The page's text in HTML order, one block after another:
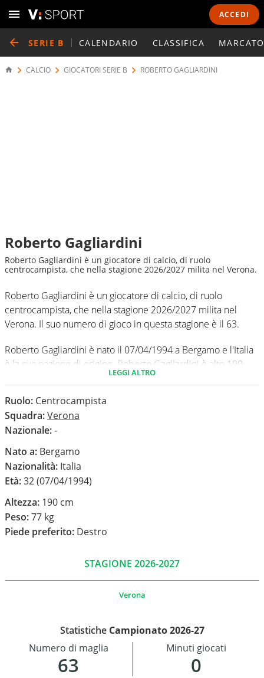
ACCEDI
SERIE B CALENDARIO CLASSIFICA
CALCIO GIOCATORI SERIE B ROBERTO GAGLIARDINI
Roberto Gagliardini
Roberto Gagliardini è un giocatore di calcio, di ruolo
centrocampista, che nella stagione 2026/2027 milita nel Verona.
Roberto Gagliardini è un giocatore di calcio, di ruolo
centrocampista, che nella stagione 2026/2027 milita nel
Verona. Il suo numero di gioco in questa stagione è il 63.
Roberto Gagliardini è nato il 07/04/1994 a Bergamo e l'Italia
è la sua nazione di origine. Roberto Gagliardini è alto 190
cm, ha un peso medio di 77 kg. Il suo piede di calcio in via
In questa stagione ha disputato nel campionato Serie B 0
partite e non ha segnato nessun gol.
LEGGI ALTRO
Ruolo: Centrocampista
Squadra:Verona
Nazionale:-
Nato a: Bergamo
Nazionalità: Italia
Età:32 (07/04/1994)
Altezza: 190 cm
Peso:77 kg
Piede preferito: Destro
STAGIONE 2026-2027
Verona
Statistiche Campionato 2026-27
63
Numero di maglia
0
Minuti giocati